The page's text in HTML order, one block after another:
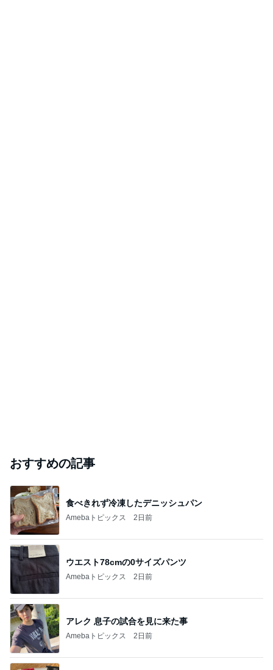
おすすめの記事
食べきれず冷凍したデニッシュパン
Amebaトピックス 2日前
ウエスト78cmの0サイズパンツ
Amebaトピックス 2日前
アレク 息子の試合を見に来た事
Amebaトピックス 2日前